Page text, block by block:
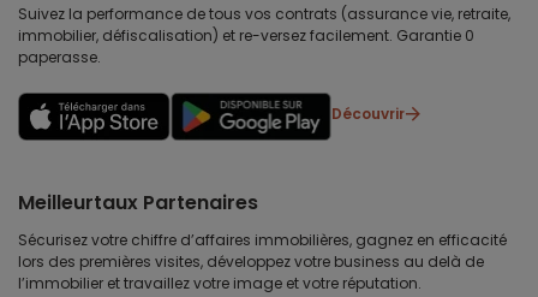
Suivez la performance de tous vos contrats (assurance vie, retraite,
immobilier, défiscalisation) et re-versez facilement. Garantie 0
paperasse.
Découvrir
Meilleurtaux Partenaires
Sécurisez votre chiffre d’affaires immobilières, gagnez en efficacité
lors des premières visites, développez votre business au delà de
l’immobilier et travaillez votre image et votre réputation.